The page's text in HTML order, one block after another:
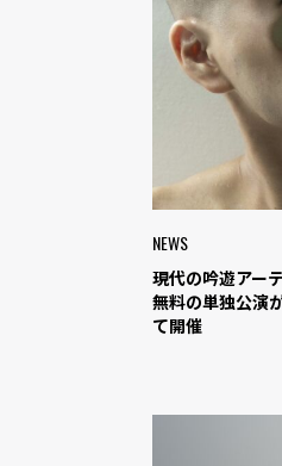
NEWS
現代の吟遊アー
無料の単独公演
て開催